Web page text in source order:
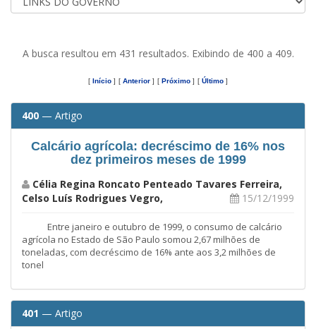
A busca resultou em 431 resultados. Exibindo de 400 a 409.
[ Início ] [ Anterior ] [ Próximo ] [ Último ]
400 — Artigo
Calcário agrícola: decréscimo de 16% nos
dez primeiros meses de 1999
Célia Regina Roncato Penteado Tavares Ferreira,
Celso Luís Rodrigues Vegro,
15/12/1999
Entre janeiro e outubro de 1999, o consumo de calcário
agrícola no Estado de São Paulo somou 2,67 milhões de
toneladas, com decréscimo de 16% ante aos 3,2 milhões de
tonel
401 — Artigo